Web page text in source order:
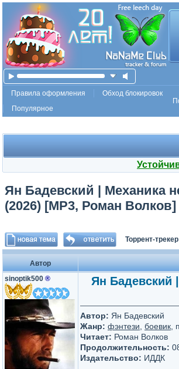
Правила оформления
Обход блокировок
Популярное
Ян Бадевский | Механика
(2026) [MP3, Роман Волков]
Торрент-
Автор
sinoptik500 ® Ян Бадевский
Автор: Ян Бадевский
Жанр: фэнтези боевик ,
Читает: Роман Волков
Продолжительность:
Издательство: ИДДК